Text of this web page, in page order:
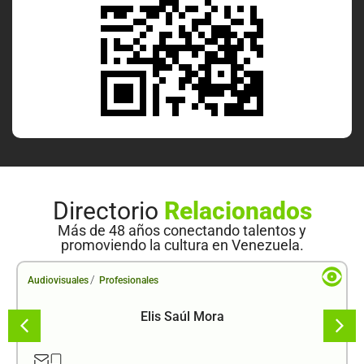
Directorio Relacionados
Más de 48 años conectando talentos y
promoviendo la cultura en Venezuela.
Audiovisuales / Profesionales
Elis Saúl Mora